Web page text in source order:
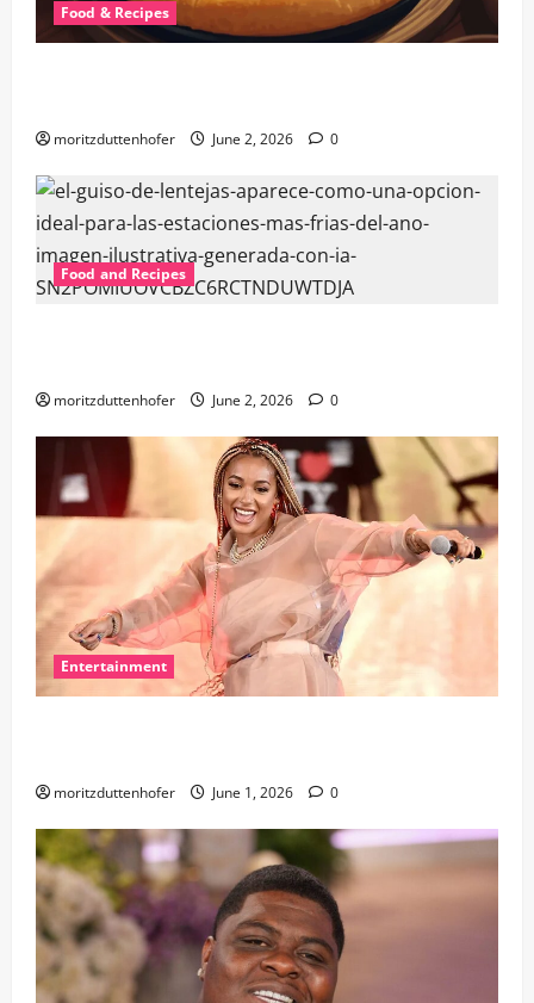
Food & Recipes
moritzduttenhofer June 2, 2026 0
Food and Recipes
moritzduttenhofer June 2, 2026 0
Entertainment
moritzduttenhofer June 1, 2026 0